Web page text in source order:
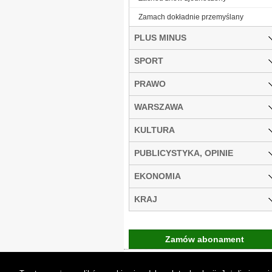
Zamach dokładnie przemyślany
PLUS MINUS
SPORT
PRAWO
WARSZAWA
KULTURA
PUBLICYSTYKA, OPINIE
EKONOMIA
KRAJ
Zamów abonament